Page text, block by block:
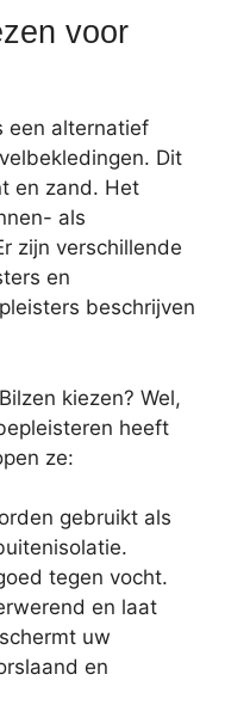
voor
een alternatief
Dit
en zand. Het
als
zijn verschillende
en
beschrijven
kiezen? Wel,
heeft
ze:
gebruikt als
tegen vocht.
en laat
uw
en